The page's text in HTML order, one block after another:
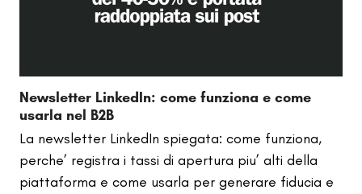
Newsletter LinkedIn: come funziona e come
usarla nel B2B
La newsletter LinkedIn spiegata: come funziona,
perche’ registra i tassi di apertura piu’ alti della
piattaforma e come usarla per generare fiducia e